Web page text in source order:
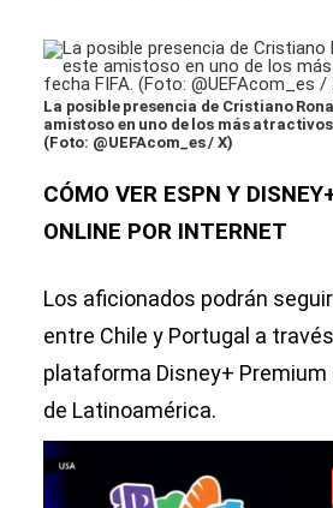
La posible presencia de Cristiano
amistoso en uno de los más atractivos
(Foto: @UEFAcom_es / X)
CÓMO VER ESPN Y
ONLINE POR INTERNET
Los aficionados podrán
entre Chile y Portugal a
plataforma Disney+
de Latinoamérica.